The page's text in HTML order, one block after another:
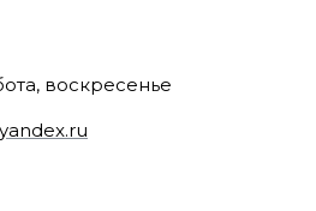
воскресенье